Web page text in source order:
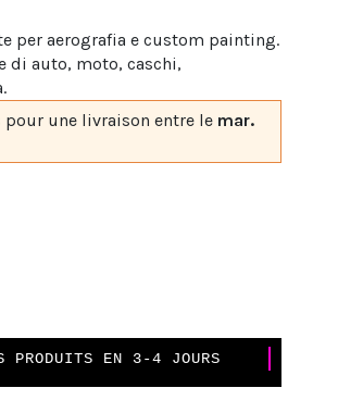
per aerografia e custom painting.
di auto, moto, caschi,
pour une livraison entre le mar.
PRODUITS EN 3-4 JOURS